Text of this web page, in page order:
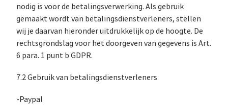
nodig is voor de betalingsverwerking. Als gebruik
gemaakt wordt van betalingsdienstverleners, stellen
wij je daarvan hieronder uitdrukkelijk op de hoogte. De
rechtsgrondslag voor het doorgeven van gegevens is Art.
6 para. 1 punt b GDPR.
7.2 Gebruik van betalingsdienstverleners
-Paypal